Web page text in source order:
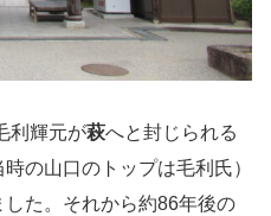
利輝元が萩へと封じられる
の山口のトップは毛利氏）
た。それから約86年後の